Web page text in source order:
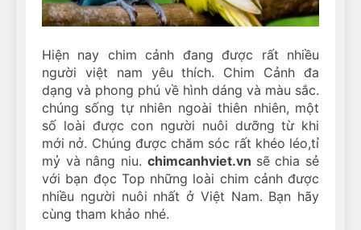
Hiện nay chim cảnh đang được rất nhiều
người việt nam yêu thích. Chim Cảnh đa
dạng và phong phú về hình dáng và màu sắc.
chúng sống tự nhiên ngoài thiên nhiên, một
số loài được con người nuôi dưỡng từ khi
mới nở. Chúng được chăm sóc rất khéo léo,tỉ
mỷ và nâng niu. chimcanhviet.vn sẽ chia sẻ
với bạn đọc Top những loài chim cảnh được
nhiều người nuôi nhất ở Việt Nam. Bạn hãy
cùng tham khảo nhé.